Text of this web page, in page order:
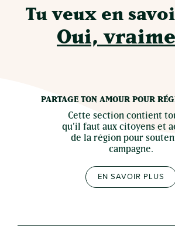
Tu veux en
Oui,
PARTAGE TON AMOUR POUR
Cette section contient
qu’il faut aux citoyens et
de la région pour
campagne.
EN SAVOIR PLUS